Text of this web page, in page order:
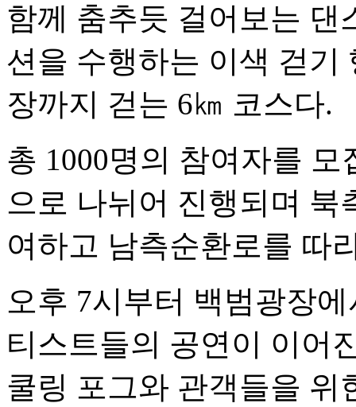
함께 춤추듯 걸어보는 댄
션을 수행하는 이색 걷기
장까지 걷는 6㎞ 코스다.
총 1000명의 참여자를
으로 나뉘어 진행되며 북
여하고 남측순환로를 따
오후 7시부터 백범광장
티스트들의 공연이 이어
쿨링 포그와 관객들을 위